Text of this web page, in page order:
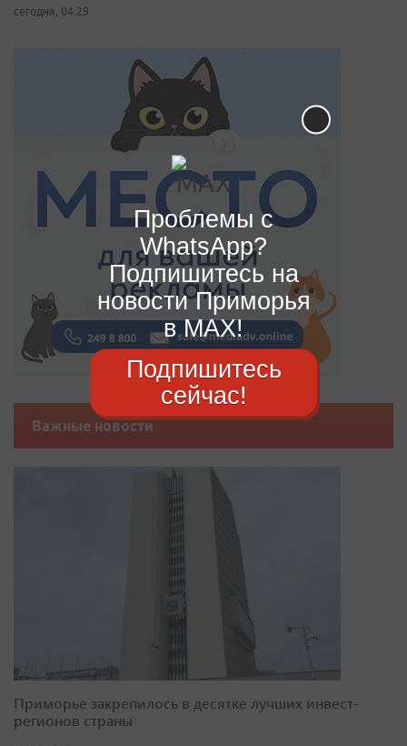
сегодня, 04:29
Важные новости
Приморье закрепилось в десятке лучших инвест-
регионов страны
Проблемы с
WhatsApp?
Подпишитесь на
новости Приморья
в MAX!
Подпишитесь
сейчас!